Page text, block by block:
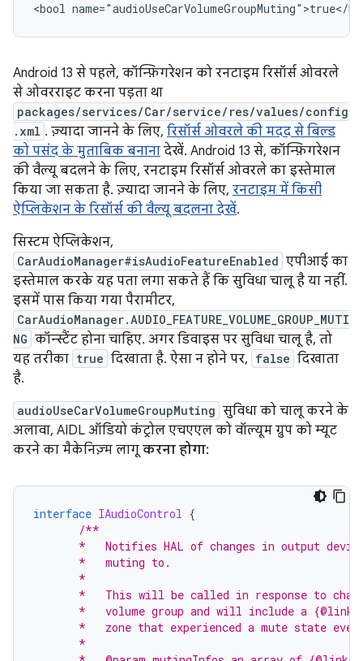
Android 13 से पहले, कॉन्फ़िगरेशन को रनटाइम रिसॉर्स ओवरले
से ओवरराइट करना पड़ता था
packages/services/Car/service/res/values/config
.xml . ज़्यादा जानने के लिए, रिसॉर्स ओवरले की मदद से बिल्ड
को पसंद के मुताबिक बनाना देखें. Android 13 से, कॉन्फ़िगरेशन
की वैल्यू बदलने के लिए, रनटाइम रिसॉर्स ओवरले का इस्तेमाल
किया जा सकता है. ज़्यादा जानने के लिए, रनटाइम में किसी
ऐप्लिकेशन के रिसॉर्स की वैल्यू बदलना देखें.
सिस्टम ऐप्लिकेशन,
CarAudioManager#isAudioFeatureEnabled एपीआई का
इस्तेमाल करके यह पता लगा सकते हैं कि सुविधा चालू है या नहीं.
इसमें पास किया गया पैरामीटर,
CarAudioManager.AUDIO_FEATURE_VOLUME_GROUP_MUTI
NG कॉन्स्टैंट होना चाहिए. अगर डिवाइस पर सुविधा चालू है, तो
यह तरीका true दिखाता है. ऐसा न होने पर, false दिखाता
है.
audioUseCarVolumeGroupMuting सुविधा को चालू करने के
अलावा, AIDL ऑडियो कंट्रोल एचएएल को वॉल्यूम ग्रुप को म्यूट
करने का मैकेनिज़्म लागू करना होगा:
interface IAudioControl {
/**
*   Notifies HAL of changes in output
       *   muting to.
       *
*   This will be called in response to
*   volume group and will include a {@link
*   zone that experienced a mute state
       *